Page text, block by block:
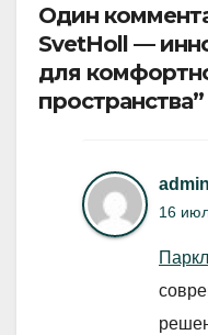
Один
SvetHoll —
для
пространства”
admin
16